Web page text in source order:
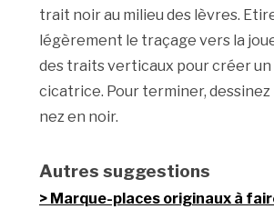
trait noir au milieu des lèvres.
légèrement le traçage vers la
des traits verticaux pour créer
cicatrice. Pour terminer, dessinez
nez en noir.
Autres suggestions
Marque-places originaux à